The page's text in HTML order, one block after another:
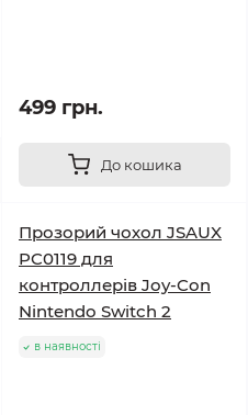
499 грн.
До кошика
Прозорий чохол JSAUX
PC0119 для
контроллерів Joy-Con
Nintendo Switch 2
в наявності